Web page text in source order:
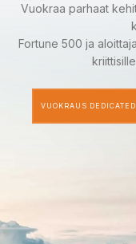
Vuokraa parhaat
Fortune 500 ja
VUOKRAUS